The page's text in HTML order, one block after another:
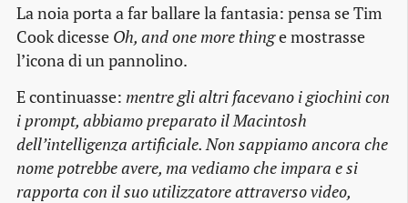
La noia porta a far ballare la fantasia: pensa se Tim
Cook dicesse Oh, and one more thinge mostrasse
l’icona di un pannolino.
E continuasse: mentre gli altri facevano i giochini con
i prompt, abbiamo preparato il Macintosh
dell’intelligenza artificiale. Non sappiamo ancora che
nome potrebbe avere, ma vediamo che impara e si
rapporta con il suo utilizzatore attraverso video,